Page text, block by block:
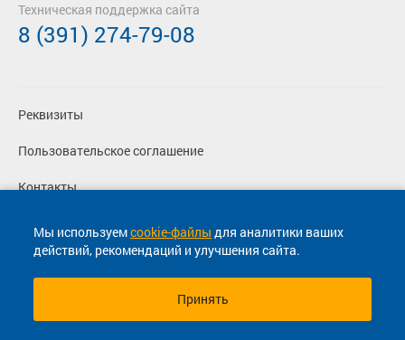
Мы используемcookie-файлы для аналитики ваших
действий, рекомендаций и улучшения сайта.
Принять
Реквизиты
Пользовательское соглашение
Контакты
Политика конфиденциальности
Перевозчикам
Техническая поддержка сайта
8 (391) 274-79-08
© 2013-2026, ООО "Капитал"- Онлайн сервис продажи